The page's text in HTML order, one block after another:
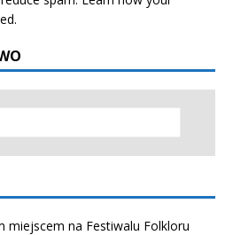
miejscem na Festiwalu Folkloru